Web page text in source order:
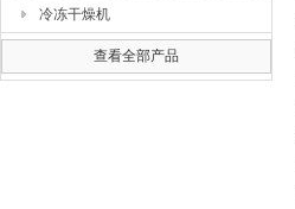
冷冻干燥机
查看全部产品